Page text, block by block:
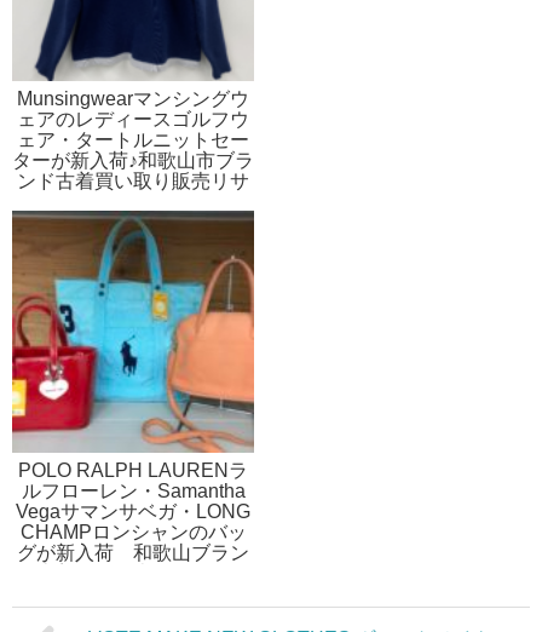
Munsingwearマンシングウ
ェアのレディースゴルフウ
ェア・タートルニットセー
ターが新入荷♪和歌山市ブラ
ンド古着買い取り販売リサ
POLO RALPH LAURENラ
ルフローレン・Samantha
Vegaサマンサベガ・LONG
CHAMPロンシャンのバッ
グが新入荷 和歌山ブラン